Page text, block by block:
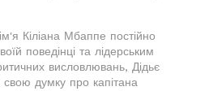
Кіліана Мбаппе постійно
поведінці та лідерським
висловлювань, Дідьє
думку про капітана